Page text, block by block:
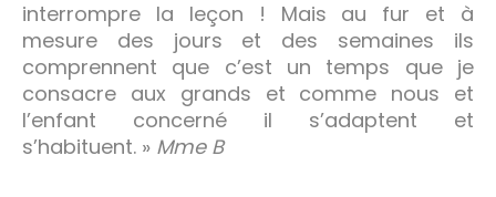
interrompre la leçon ! Mais au fur et à
mesure des jours et des semaines ils
comprennent que c’est un temps que je
consacre aux grands et comme nous et
l’enfant concerné il s’adaptent et
s’habituent. » Mme B